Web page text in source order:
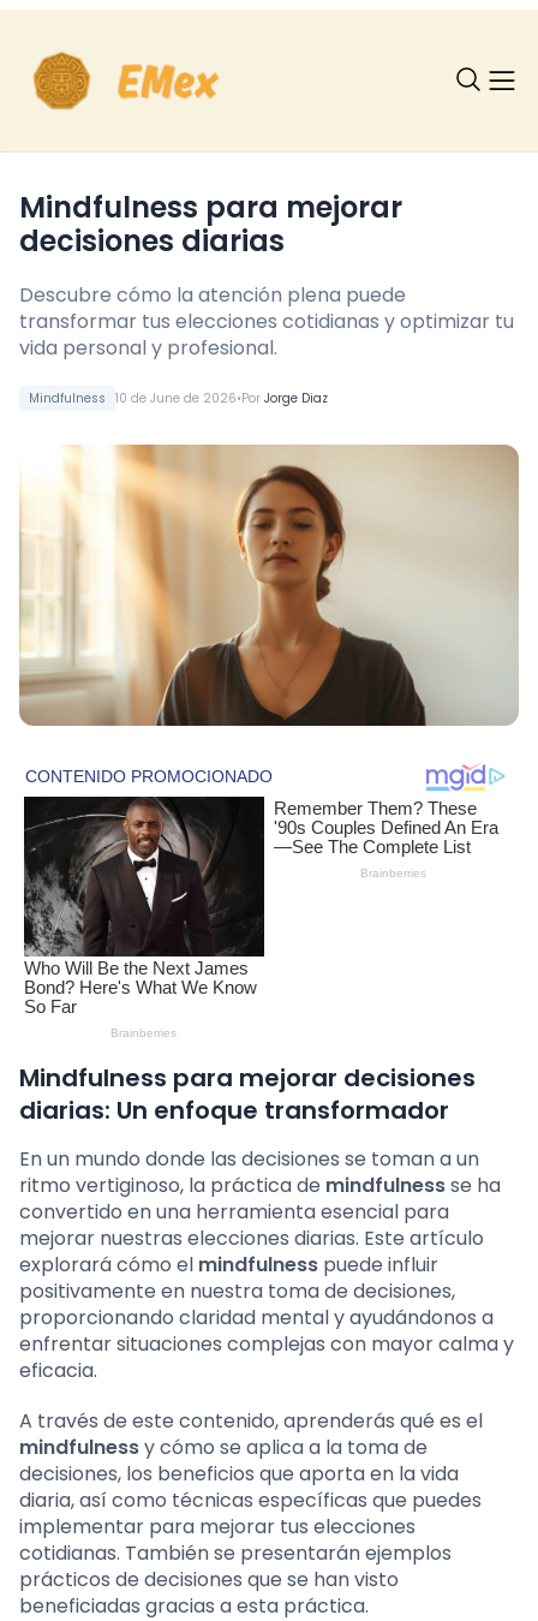
Mindfulness 10 de June de 2026•Por Jorge Diaz
Mindfulness para mejorar
decisiones diarias
Descubre cómo la atención plena puede
transformar tus elecciones cotidianas y optimizar tu
vida personal y profesional.
Mindfulness para mejorar decisiones
diarias: Un enfoque transformador
En un mundo donde las decisiones se toman a un
ritmo vertiginoso, la práctica de mindfulnessse ha
convertido en una herramienta esencial para
mejorar nuestras elecciones diarias. Este artículo
explorará cómo el mindfulness puede influir
positivamente en nuestra toma de decisiones,
proporcionando claridad mental y ayudándonos a
enfrentar situaciones complejas con mayor calma y
eficacia.
A través de este contenido, aprenderás qué es el
mindfulnessy cómo se aplica a la toma de
decisiones, los beneficios que aporta en la vida
diaria, así como técnicas específicas que puedes
implementar para mejorar tus elecciones
cotidianas. También se presentarán ejemplos
prácticos de decisiones que se han visto
beneficiadas gracias a esta práctica.